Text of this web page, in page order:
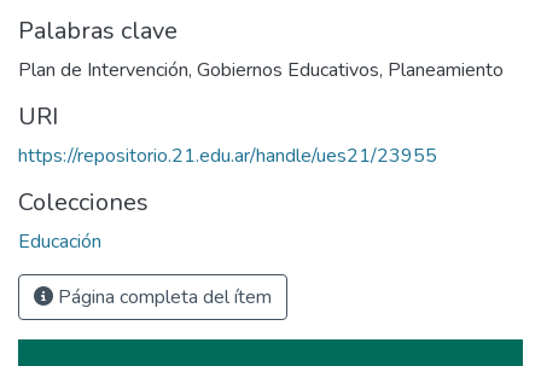
Palabras clave
Plan de Intervención, Gobiernos Educativos, Planeamiento
URI
https://repositorio.21.edu.ar/handle/ues21/23955
Colecciones
Educación
Página completa del ítem